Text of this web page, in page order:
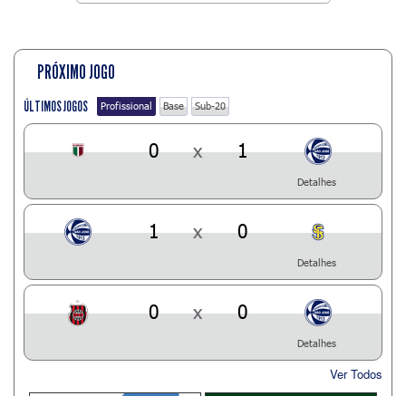
PRÓXIMO JOGO
ÚLTIMOS JOGOS Profissional Base Sub-20
0 x 1
Detalhes
1 x 0
Detalhes
0 x 0
Detalhes
Ver Todos